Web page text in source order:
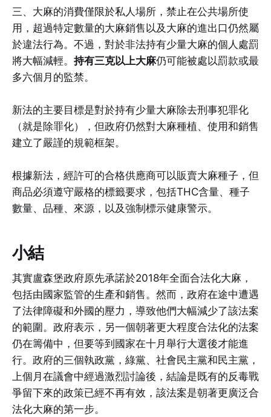
三、大麻的消費僅限於私人場所，禁止在公共場所使
用，超過特定數量的大麻銷售以及大麻的進出口仍然屬
於違法行為。不過，對於非法持有少量大麻的個人處罰
將大幅減輕。 持有三克以上大麻仍可能被處以罰款或最
多六個月的監禁。
新法的主要目標是對於持有少量大麻除去刑事犯罪化
（就是除罪化），但政府仍然對大麻種植、使用和銷售
建立了嚴謹的規範框架。
根據新法，經許可的合格供應商可以販賣大麻種子，但
商品必須遵守嚴格的標籤要求，包括THC含量、種子
數量、品種、來源，以及強制標示健康警示。
小結
其實盧森堡政府原先承諾於2018年全面合法化大麻，
包括由國家監管的生產和銷售。然而，政府在途中遭遇
了法律障礙和外國的壓力，導致他們大幅減少了該法案
的範圍。政府表示，另一個朝著更大程度合法化的法案
仍在籌備中，但要等到國家在十月舉行大選後才能進
行。政府的三個執政黨，綠黨、社會民主黨和民主黨，
上個月在議會中經過激烈討論後，結論是既有的反毒戰
爭留下來的政策已經不再有效，該法案是朝著更廣泛合
法化大麻的第一步。